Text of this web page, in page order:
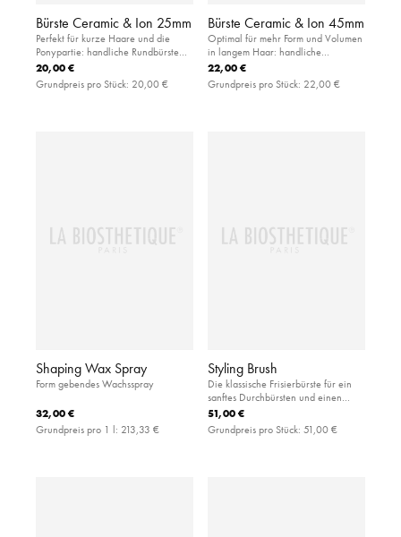
Bürste Ceramic & Ion 25mm
Perfekt für kurze Haare und die
Ponypartie: handliche Rundbürste
aus haar- und kopfhautfreundlicher
Keramik
20,00 €
Grundpreis pro Stück: 20,00 €
Bürste Ceramic & Ion 45mm
Optimal für mehr Form und Volumen
in langem Haar: handliche
Rundbürste aus haar- und
kopfhautfreundlicher Keramik
22,00 €
Grundpreis pro Stück: 22,00 €
Shaping Wax Spray
Form gebendes Wachsspray
32,00 €
Grundpreis pro 1 l: 213,33 €
Styling Brush
Die klassische Frisierbürste für ein
sanftes Durchbürsten und einen
gepflegten Look: Die Natur- und
Nylonborsten bringen
wunderschönen Glanz und
51,00 €
Grundpreis pro Stück: 51,00 €